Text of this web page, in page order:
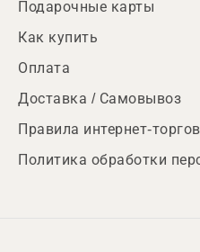
Подарочные карты
Как купить
Оплата
Доставка / Самовывоз
Правила интернет-
Политика обработки